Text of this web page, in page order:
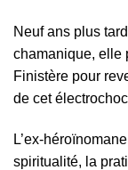
Neuf ans plus
chamanique, elle
Finistère pour
de cet
L’ex-
spiritualité, la